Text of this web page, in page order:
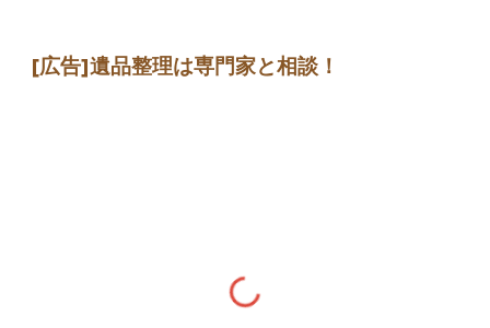
[広告]遺品整理は専門家と相談 ！